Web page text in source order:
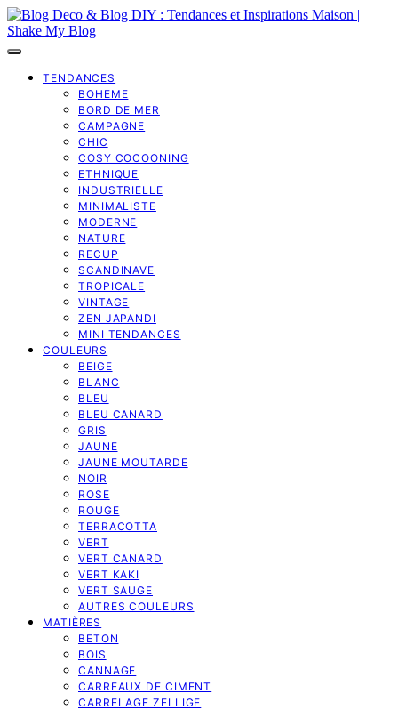
TENDANCES
BOHEME
BORD DE MER
CAMPAGNE
CHIC
COSY COCOONING
ETHNIQUE
INDUSTRIELLE
MINIMALISTE
MODERNE
NATURE
RECUP
SCANDINAVE
TROPICALE
VINTAGE
ZEN JAPANDI
MINI TENDANCES
COULEURS
BEIGE
BLANC
BLEU
BLEU CANARD
GRIS
JAUNE
JAUNE MOUTARDE
NOIR
ROSE
ROUGE
TERRACOTTA
VERT
VERT CANARD
VERT KAKI
VERT SAUGE
AUTRES COULEURS
MATIÈRES
BETON
BOIS
CANNAGE
CARREAUX DE CIMENT
CARRELAGE ZELLIGE